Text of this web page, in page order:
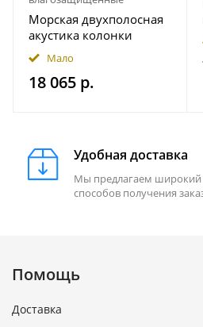
Морская двухполосная
акустика колонки
INFINITY 622MLW
Мало
18 065 р.
Удобная доставка
Мы предлагаем
способов получения
Помощь
Доставка